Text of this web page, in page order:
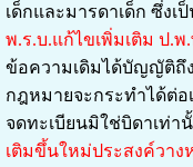
เด็กและมารดาเด็ก ซึ่ง
พ.ร.บ.แก้ไขเพิ่มเติม ป.พ
ข้อความเดิมได้บัญญัติถึง
กฎหมายจะกระทำได้ต่อ
จดทะเบียนมิใช่บิดาเท่า
เติมขึ้นใหม่ประสงค์วาง